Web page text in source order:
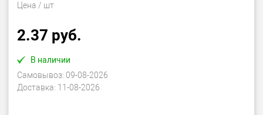
Цена / шт
2.37 руб.
В наличии
Самовывоз: 09-08-2026
Доставка: 11-08-2026